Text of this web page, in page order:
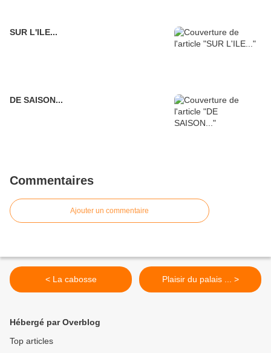
SUR L'ILE...
DE SAISON...
Commentaires
Ajouter un commentaire
< La cabosse Plaisir du palais ... >
Hébergé par Overblog
Top articles